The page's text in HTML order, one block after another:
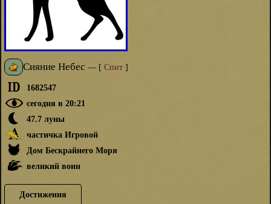
Сияние Небес — [ Спит]
1682547
сегодня в 20:21
47.7 луны
частичка Игровой
Дом Бескрайнего Моря
великий воин
Достижения